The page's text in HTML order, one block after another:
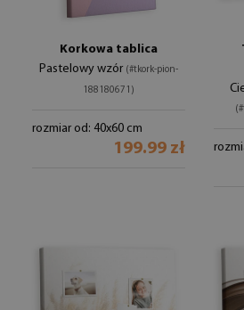
Korkowa tablica
Pastelowy wzór (#tkork-pion-
188180671)
rozmiar od: 40x60 cm
199.99 zł